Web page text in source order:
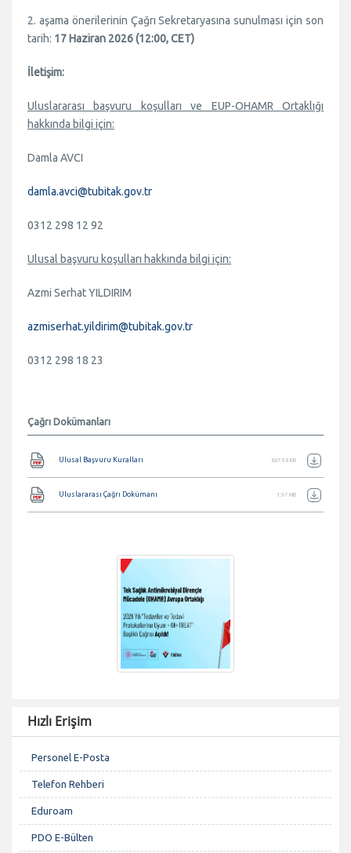
2. aşama önerilerinin Çağrı Sekretaryasına sunulması için son
tarih: 17 Haziran 2026 (12:00, CET)
İletişim:
Uluslararası başvuru koşulları ve EUP-OHAMR Ortaklığı
hakkında bilgi için:
Damla AVCI
damla.avci@tubitak.gov.tr
0312 298 12 92
Ulusal başvuru koşulları hakkında bilgi için:
Azmi Serhat YILDIRIM
azmiserhat.yildirim@tubitak.gov.tr
0312 298 18 23
Çağrı Dokümanları
Belge
Ulusal Başvuru Kuralları 867.98 KB
Belge
Uluslararası Çağrı Dokümanı 1.97 MB
Hızlı Erişim
Personel E-Posta
Telefon Rehberi
Eduroam
PDO E-Bülten